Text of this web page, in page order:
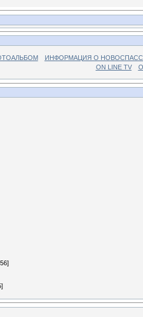
ИНФОРМАЦИЯ О
ON LINE TV